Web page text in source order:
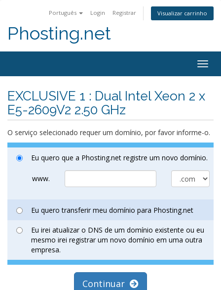
Português Login Registrar Visualizar carrinho
Phosting.net
EXCLUSIVE 1 : Dual Intel Xeon 2 x
E5-2609V2 2.50 GHz
O serviço selecionado requer um domínio, por favor informe-o.
Eu quero que a Phosting.net registre um novo domínio.
www.
Eu quero transferir meu domínio para Phosting.net
Eu irei atualizar o DNS de um domínio existente ou eu
mesmo irei registrar um novo domínio em uma outra
empresa.
Continuar